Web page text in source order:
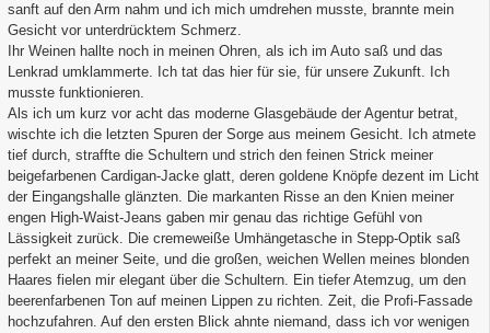
sanft auf den Arm nahm und ich mich umdrehen musste, brannte mein
Gesicht vor unterdrücktem Schmerz.
Ihr Weinen hallte noch in meinen Ohren, als ich im Auto saß und das
Lenkrad umklammerte. Ich tat das hier für sie, für unsere Zukunft. Ich
musste funktionieren.
Als ich um kurz vor acht das moderne Glasgebäude der Agentur betrat,
wischte ich die letzten Spuren der Sorge aus meinem Gesicht. Ich atmete
tief durch, straffte die Schultern und strich den feinen Strick meiner
beigefarbenen Cardigan-Jacke glatt, deren goldene Knöpfe dezent im Licht
der Eingangshalle glänzten. Die markanten Risse an den Knien meiner
engen High-Waist-Jeans gaben mir genau das richtige Gefühl von
Lässigkeit zurück. Die cremeweiße Umhängetasche in Stepp-Optik saß
perfekt an meiner Seite, und die großen, weichen Wellen meines blonden
Haares fielen mir elegant über die Schultern. Ein tiefer Atemzug, um den
beerenfarbenen Ton auf meinen Lippen zu richten. Zeit, die Profi-Fassade
hochzufahren. Auf den ersten Blick ahnte niemand, dass ich vor wenigen